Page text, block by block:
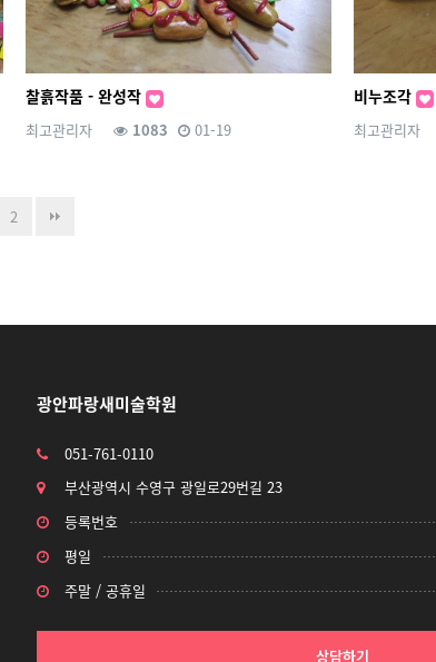
찰흙작품 - 완성작
최고관리자 1083 01-19
비누조각
최고관리자
2
광안파랑새미술학원
051-761-0110
부산광역시 수영구 광일로29번길 23
등록번호
평일
주말 / 공휴일
상담하기